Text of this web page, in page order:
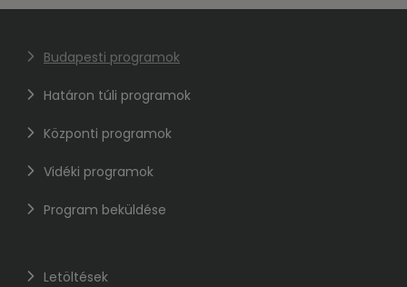
Budapesti programok
Határon túli programok
Központi programok
Vidéki programok
Program beküldése
Letöltések